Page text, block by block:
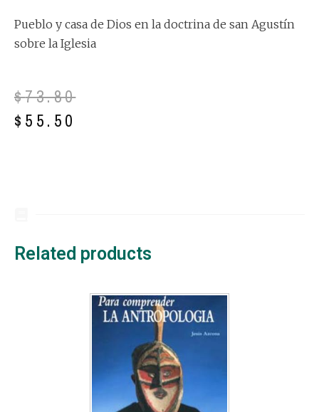
Pueblo y casa de Dios en la doctrina de san Agustín
sobre la Iglesia
$73.80
$ 55.50
Related products